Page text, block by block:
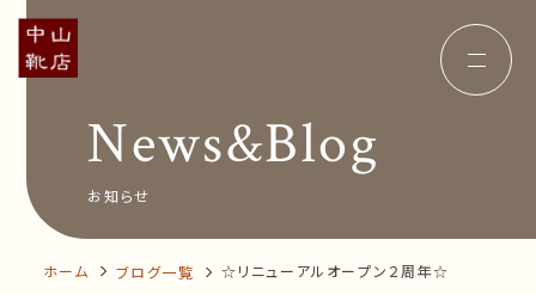
Concept コンセプト
Insole オーダー中敷き
News&Blog
Company 会社概要
News&Blog
お知らせ
ホーム ブログ一覧 ☆リニューアルオープン２周年☆